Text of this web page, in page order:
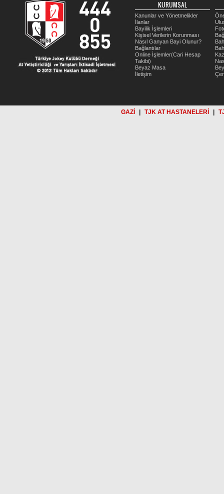
KURUMSAL
Kanunlar ve Yönetmelikler
İlanlar
Bayilik İşlemleri
Kişisel Verilerin Korunması
Nasıl Ganyan Bayi Olunur?
Bağlantılar
Online İşlemler(Cari Hesap
Takibi)
Beyaz Masa
İletişim
GAZİ TJK AT HASTANELERİ